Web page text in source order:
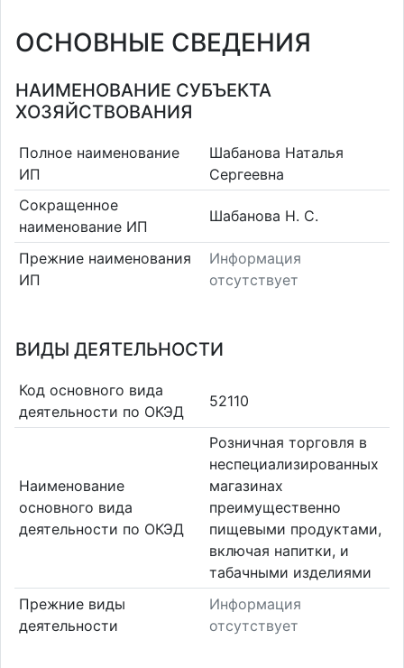
ОСНОВНЫЕ СВЕДЕНИЯ
НАИМЕНОВАНИЕ СУБЪЕКТА
ХОЗЯЙСТВОВАНИЯ
Полное наименование
ИП
Шабанова Наталья
Сергеевна
Сокращенное
наименование ИП
Шабанова Н. С.
Прежние наименования
ИП
Информация
отсутствует
ВИДЫ ДЕЯТЕЛЬНОСТИ
Код основного вида
деятельности по ОКЭД
52110
Наименование
основного вида
деятельности по ОКЭД
Розничная торговля в
неспециализированных
магазинах
преимущественно
пищевыми продуктами,
включая напитки, и
табачными изделиями
Прежние виды
деятельности
Информация
отсутствует